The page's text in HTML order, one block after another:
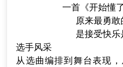
一首《开始懂
原来最勇
是接受快乐
选手风采
从选曲编排到舞台表现